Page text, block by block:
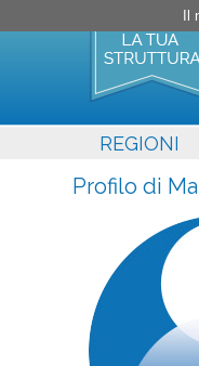
REGIONI
Profilo di